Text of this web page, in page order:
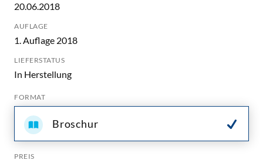
20.06.2018
AUFLAGE
1. Auflage 2018
LIEFERSTATUS
In Herstellung
FORMAT
Broschur
PREIS